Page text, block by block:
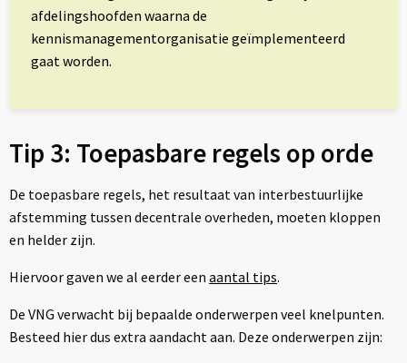
afdelingshoofden waarna de
kennismanagementorganisatie geïmplementeerd
gaat worden.
Tip 3: Toepasbare regels op orde
De toepasbare regels, het resultaat van interbestuurlijke
afstemming tussen decentrale overheden, moeten kloppen
en helder zijn.
Hiervoor gaven we al eerder een aantal tips.
De VNG verwacht bij bepaalde onderwerpen veel knelpunten.
Besteed hier dus extra aandacht aan. Deze onderwerpen zijn: